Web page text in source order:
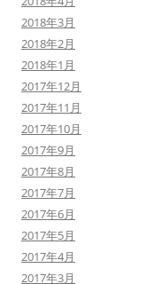
2018年3月
2018年2月
2018年1月
2017年12月
2017年11月
2017年10月
2017年9月
2017年8月
2017年7月
2017年6月
2017年5月
2017年4月
2017年3月